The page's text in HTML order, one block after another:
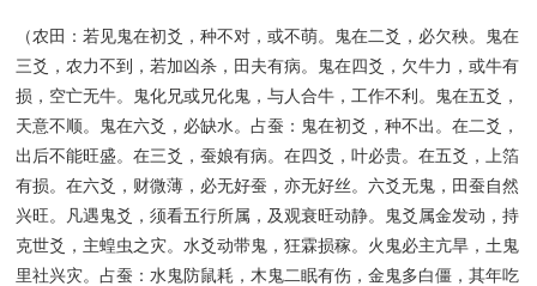
（农田：若见鬼在初爻，种不对，或不萌。鬼在二爻，必欠秧。鬼在
三爻，农力不到，若加凶杀，田夫有病。鬼在四爻，欠牛力，或牛有
损，空亡无牛。鬼化兄或兄化鬼，与人合牛，工作不利。鬼在五爻，
天意不顺。鬼在六爻，必缺水。占蚕：鬼在初爻，种不出。在二爻，
出后不能旺盛。在三爻，蚕娘有病。在四爻，叶必贵。在五爻，上箔
有损。在六爻，财微薄，必无好蚕，亦无好丝。六爻无鬼，田蚕自然
兴旺。凡遇鬼爻，须看五行所属，及观衰旺动静。鬼爻属金发动，持
克世爻，主蝗虫之灾。水爻动带鬼，狂霖损稼。火鬼必主亢旱，土鬼
里社兴灾。占蚕：水鬼防鼠耗，木鬼二眠有伤，金鬼多白僵，其年吃